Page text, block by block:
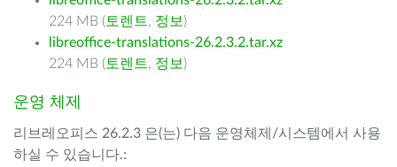
224 MB ( 토렌트, 정보 )
libreoffice-translations-26.2.3.2.tar.xz
224 MB ( 토렌트, 정보 )
운영 체제
리브레오피스 26.2.3 은(는) 다음 운영체제/시스템에서 사용
하실 수 있습니다.: